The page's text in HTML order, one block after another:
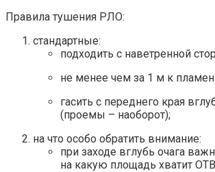
Правила тушения РЛО:
стандартные:
подходить с наветренной
не менее чем за 1 м к
гасить с переднего края
(проемы – наоборот);
на что особо обратить внимание:
при заходе вглубь очага
на какую площадь хватит